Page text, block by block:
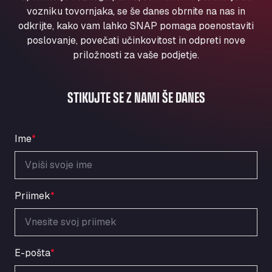
Aqua Ariva GmbH
Marie-Curie-Straße 24, 68219
Aral Autohof Bockel
An der Autobahn 1, 27404
Oppelner Str. 1, 31167
ARAL Autohof Merklingen
ARAL Autohof Preis
Schellweilerstraße 1, 66871
ARAL Tankstelle - XXL Truckwash.de
GmbH
Obernburger Str. 127, 63811
Ardleigh South Services
a120 westbound, CO77SL
Area 47 Hermanos Rico
vozniku tovornjaka, se še danes obrnite na nas in
odkrijte, kako vam lahko SNAP pomaga poenostaviti
poslovanje, povečati učinkovitost in odpreti nove
priložnosti za vaše podjetje.
STIKUJTE SE Z NAMI ŠE DANES
Ime*
Priimek*
E-pošta*